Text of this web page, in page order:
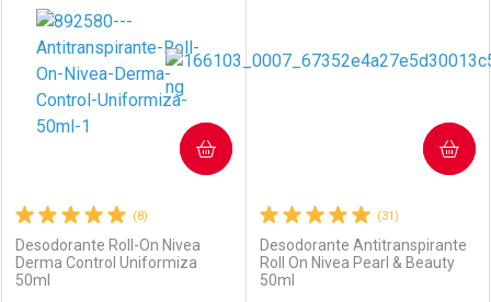
Laboratório
Por Menos
(8)
Desodorante Roll-On Nivea
Derma Control Uniformiza
50ml
COMPRAR
(31)
Desodorante Antitranspirante
Roll On Nivea Pearl & Beauty
50ml
COMPRAR